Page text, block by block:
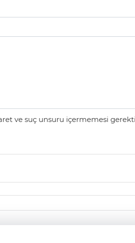
ve suç unsuru içermemesi